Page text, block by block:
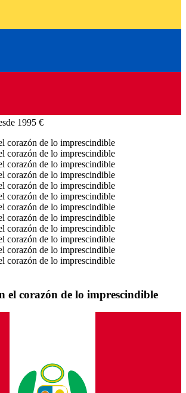
1995 €
el corazón de lo imprescindible